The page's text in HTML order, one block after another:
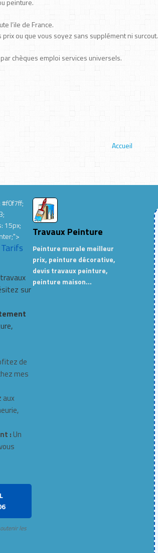
peinture.
l’ile de France.
prix ou que vous soyez sans supplément ni surcout.
par chèques emploi services universels.
Accueil
15px;
sur
de
mes
aux
: Un
les
Travaux Peinture
Peinture murale meilleur
prix, peinture décorative,
devis travaux peinture,
peinture maison…